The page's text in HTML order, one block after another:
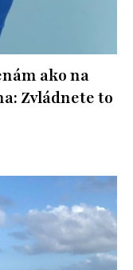
ako na
Zvládnete to